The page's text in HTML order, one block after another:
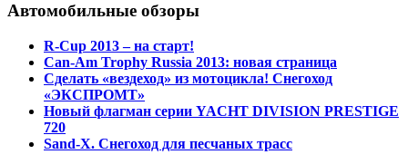
Автомобильные обзоры
R-Cup 2013 – на старт!
Can-Am Trophy Russia 2013: новая страница
Сделать «вездеход» из мотоцикла! Снегоход
«ЭКСПРОМТ»
Новый флагман серии YACHT DIVISION PRESTIGE
720
Sand-X. Снегоход для песчаных трасс